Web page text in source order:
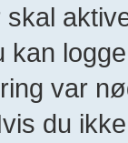
kan
var
du